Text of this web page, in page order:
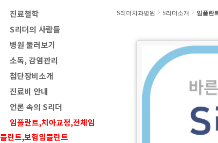
진료철학
S리더의 사람들
병원 둘러보기
소독, 감염관리
첨단장비소개
진료비 안내
언론 속의 S리더
임플란트,치아교정,전체임
플란트,보험임플란트
S리더치과병원 S리더소개 임플란